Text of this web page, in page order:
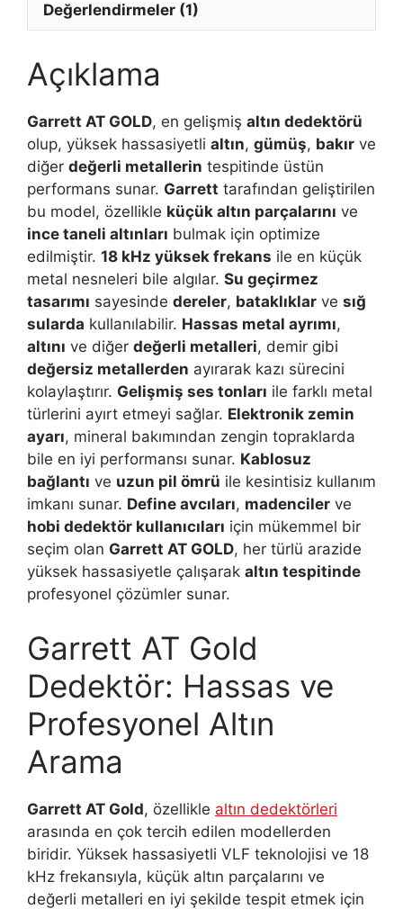
Değerlendirmeler (1)
Açıklama
Garrett AT GOLD, en gelişmiş altın dedektörü
olup, yüksek hassasiyetli altın, gümüş, bakır ve
diğer değerli metallerin tespitinde üstün
performans sunar. Garrett tarafından geliştirilen
bu model, özellikle küçük altın parçalarını ve
ince taneli altınları bulmak için optimize
edilmiştir. 18 kHz yüksek frekans ile en küçük
metal nesneleri bile algılar. Su geçirmez
tasarımı sayesinde dereler, bataklıklar ve sığ
sularda kullanılabilir. Hassas metal ayrımı,
altını ve diğer değerli metalleri, demir gibi
değersiz metallerden ayırarak kazı sürecini
kolaylaştırır. Gelişmiş ses tonları ile farklı metal
türlerini ayırt etmeyi sağlar. Elektronik zemin
ayarı, mineral bakımından zengin topraklarda
bile en iyi performansı sunar. Kablosuz
bağlantı ve uzun pil ömrü ile kesintisiz kullanım
imkanı sunar. Define avcıları, madenciler ve
hobi dedektör kullanıcıları için mükemmel bir
seçim olan Garrett AT GOLD, her türlü arazide
yüksek hassasiyetle çalışarak altın tespitinde
profesyonel çözümler sunar.
Garrett AT Gold
Dedektör: Hassas ve
Profesyonel Altın
Arama
Garrett AT Gold, özellikle altın dedektörleri
arasında en çok tercih edilen modellerden
biridir. Yüksek hassasiyetli VLF teknolojisi ve 18
kHz frekansıyla, küçük altın parçalarını ve
değerli metalleri en iyi şekilde tespit etmek için